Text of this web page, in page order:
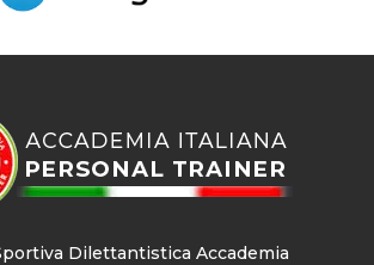
Dilettantistica Accademia